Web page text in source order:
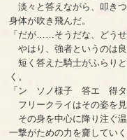
淡々と答えながら、叩き
身体が吹き飛んだ。
「だが……そうだな、どう
やはり、強者というのは良
短く答えた騎士がふらり
く。
「ン ソノ様子 答エ 得タ
フリークライはその姿を見
その身を中心に降り注ぐ
一撃がための力を齎していく